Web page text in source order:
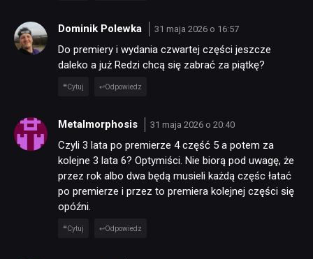
Dominik Polewka 31 maja 2026 o 16:57
Do premiery i wydania czwartej części jeszcze
daleko a już Redzi chcą się zabrać za piątkę?
Cytuj Odpowiedz
Metalmorphosis 31 maja 2026 o 20:40
Czyli 3 lata po premierze 4 część 5 a potem za
kolejne 3 lata 6? Optymiści. Nie biorą pod uwagę, że
przez rok albo dwa będą musieli każdą częśc łatać
po premierze i przez to premiera kolejnej części się
opóźni.
Cytuj Odpowiedz